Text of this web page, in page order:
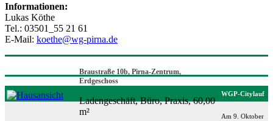
Informationen:
Lukas Köthe
Tel.: 03501_55 21 61
E-Mail: koethe@wg-pirna.de
Braustraße 10b, Pirna-Zentrum,
Erdgeschoss
Ladengeschäft, Büro, Praxis, 60,00
m²
WGP-Citylauf
Am 9. Oktober